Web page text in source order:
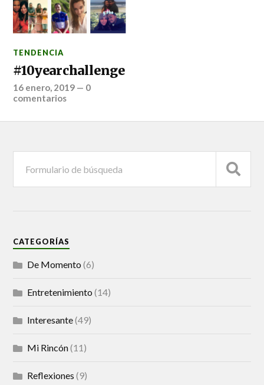
TENDENCIA
#10yearchallenge
16 enero, 2019 — 0
comentarios
CATEGORÍAS
De Momento (6)
Entretenimiento (14)
Interesante(49)
Mi Rincón(11)
Reflexiones (9)